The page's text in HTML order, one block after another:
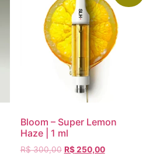
Bloom – Super Lemon
Haze | 1 ml
R$300,00 R$250,00